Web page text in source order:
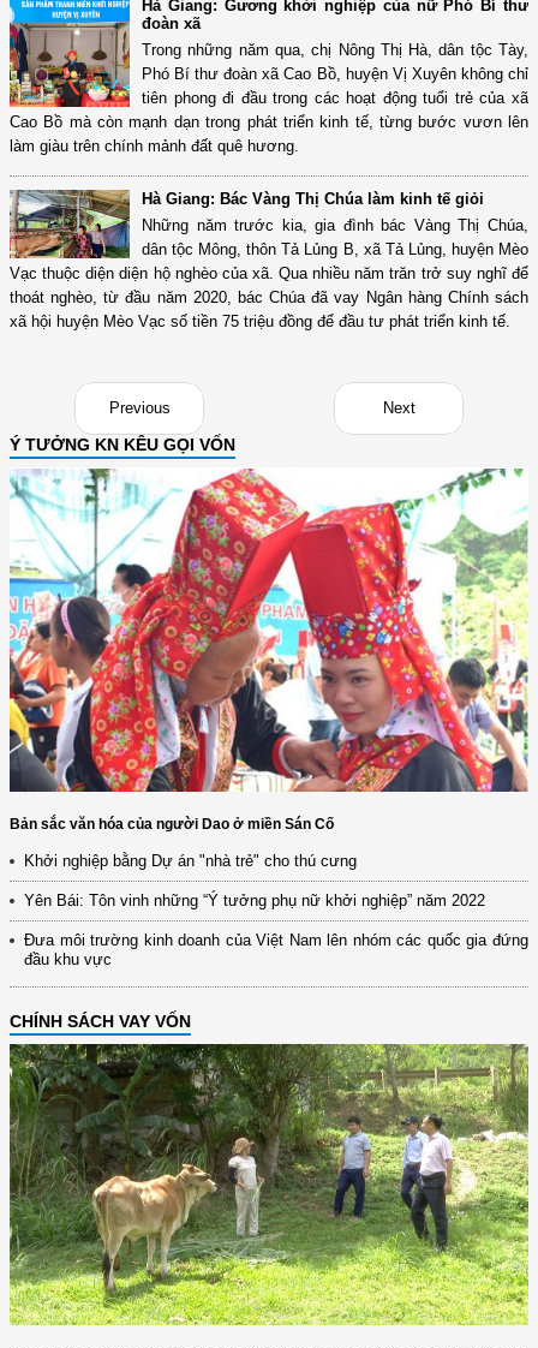
Hà Giang: Gương khởi nghiệp của nữ Phó Bí thư
đoàn xã
Trong những năm qua, chị Nông Thị Hà, dân tộc Tày,
Phó Bí thư đoàn xã Cao Bồ, huyện Vị Xuyên không chỉ
tiên phong đi đầu trong các hoạt động tuổi trẻ của xã
Cao Bồ mà còn mạnh dạn trong phát triển kinh tế, từng bước vươn lên
làm giàu trên chính mảnh đất quê hương.
Hà Giang: Bác Vàng Thị Chúa làm kinh tế giỏi
Những năm trước kia, gia đình bác Vàng Thị Chúa,
dân tộc Mông, thôn Tả Lủng B, xã Tả Lủng, huyện Mèo
Vạc thuộc diện diện hộ nghèo của xã. Qua nhiều năm trăn trở suy nghĩ để
thoát nghèo, từ đầu năm 2020, bác Chúa đã vay Ngân hàng Chính sách
xã hội huyện Mèo Vạc số tiền 75 triệu đồng để đầu tư phát triển kinh tế.
Previous Next
Ý TƯỞNG KN KÊU GỌI VỐN
Bản sắc văn hóa của người Dao ở miền Sán Cố
Khởi nghiệp bằng Dự án "nhà trẻ" cho thú cưng
Yên Bái: Tôn vinh những “Ý tưởng phụ nữ khởi nghiệp” năm 2022
Đưa môi trường kinh doanh của Việt Nam lên nhóm các quốc gia đứng
đầu khu vực
CHÍNH SÁCH VAY VỐN